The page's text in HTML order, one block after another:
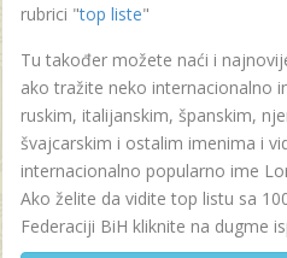
rubrici "top liste"
Tu također možete naći i
ako tražite neko internacionalno
ruskim, italijanskim, španskim,
švajcarskim i ostalim imenima i
internacionalno popularno ime
Ako želite da vidite top listu sa
Federaciji BiH kliknite na dugme